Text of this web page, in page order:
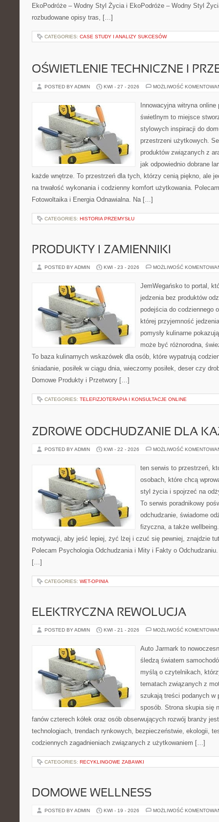
EkoPodróże – Wodny Styl Życia i EkoPodróże – Wodny Styl
rozbudowane opisy tras, […]
CATEGORIES: CASE STUDY I ANALIZY SUKCESÓW
OŚWIETLENIE TECHNICZNE I
POSTED BY ADMIN KWI - 27 - 2026 MOŻLIWOŚĆ
Innowacyjna witryna
świetlnym to miejsce
stylowych inspiracji do
przestrzeni użytkowych.
produktów związanych z
jak odpowiednio dobrane
każde wnętrze. To przestrzeń dla tych, którzy cenią piękno, ale
na trwałość wykonania i codzienny komfort użytkowania.
Fotowoltaika i Energia Odnawialna. Na […]
CATEGORIES: HISTORIA PRZEMYSŁU
PRODUKTY I ZAMIENNIKI
POSTED BY ADMIN KWI - 23 - 2026 MOŻLIWOŚĆ
JemWegańsko to portal,
jedzenia bez produktów
podejścia do codziennego
której przyjemność
pomysły kulinarne
może być różnorodna,
To baza kulinarnych wskazówek dla osób, które wypatrują
śniadanie, posiłek w ciągu dnia, wieczorny posiłek, deser czy
Domowe Produkty i Przetwory […]
CATEGORIES: TELEFIZJOTERAPIA I KONSULTACJE ONLINE
ZDROWE ODCHUDZANIE DLA
POSTED BY ADMIN KWI - 22 - 2026 MOŻLIWOŚĆ
ten serwis to przestrzeń,
osobach, które chcą
styl życia i spojrzeć na
To serwis poradnikowy
odchudzanie, świadome
fizyczna, a także
motywacji, aby jeść lepiej, żyć lżej i czuć się pewniej, znajdzie
Polecam Psychologia Odchudzania i Mity i Fakty o
[…]
CATEGORIES: WET-OPINIA
ELEKTRYCZNA REWOLUCJA
POSTED BY ADMIN KWI - 21 - 2026 MOŻLIWOŚĆ
Auto Jarmark to
śledzą światem
myślą o czytelnikach,
tematach związanych z
szukają treści podanych w
sposób. Strona skupia się
fanów czterech kółek oraz osób obserwujących rozwój branży
technologiach, trendach rynkowych, bezpieczeństwie, ekologii,
codziennych zagadnieniach związanych z użytkowaniem […]
CATEGORIES: RECYKLINGOWE ZABAWKI
DOMOWE WELLNESS
POSTED BY ADMIN KWI - 19 - 2026 MOŻLIWOŚĆ